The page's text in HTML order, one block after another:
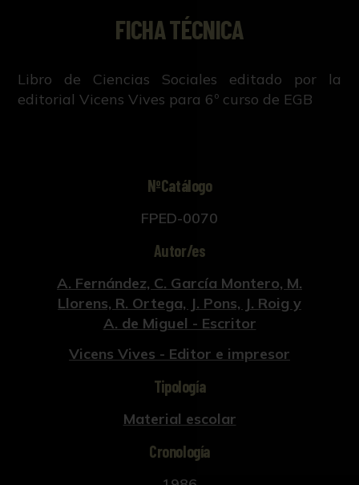
FICHA TÉCNICA
Libro de Ciencias Sociales editado por la
editorial Vicens Vives para 6º curso de EGB
NºCatálogo
FPED-0070
Autor/es
A. Fernández, C. García Montero, M.
Llorens, R. Ortega, J. Pons, J. Roig y
A. de Miguel - Escritor
Vicens Vives - Editor e impresor
Tipología
Material escolar
Cronología